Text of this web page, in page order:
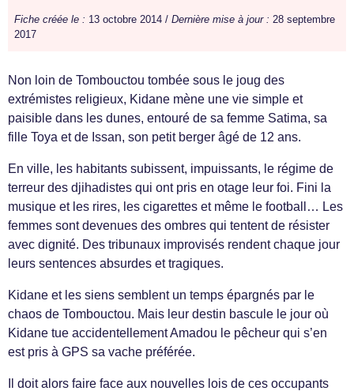
Fiche créée le : 13 octobre 2014 / Dernière mise à jour : 28 septembre
2017
Non loin de Tombouctou tombée sous le joug des
extrémistes religieux, Kidane mène une vie simple et
paisible dans les dunes, entouré de sa femme Satima, sa
fille Toya et de Issan, son petit berger âgé de 12 ans.
En ville, les habitants subissent, impuissants, le régime de
terreur des djihadistes qui ont pris en otage leur foi. Fini la
musique et les rires, les cigarettes et même le football… Les
femmes sont devenues des ombres qui tentent de résister
avec dignité. Des tribunaux improvisés rendent chaque jour
leurs sentences absurdes et tragiques.
Kidane et les siens semblent un temps épargnés par le
chaos de Tombouctou. Mais leur destin bascule le jour où
Kidane tue accidentellement Amadou le pêcheur qui s’en
est pris à GPS sa vache préférée.
Il doit alors faire face aux nouvelles lois de ces occupants